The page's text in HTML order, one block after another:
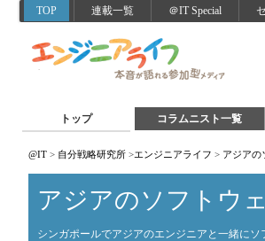
TOP 連載一覧 ＠IT Special
トップ コラムニスト一覧
@IT > 自分戦略研究所 >エンジニアライフ > アジアの
アジアのソフトウ
シンガポールでアジアのエンジニアと一緒に